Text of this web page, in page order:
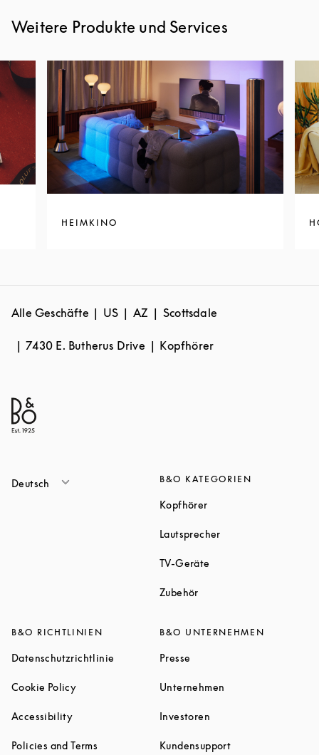
Weitere Produkte und Services
HEIMKINO
Alle Geschäfte US AZ Scottsdale
7430 E. Butherus Drive Kopfhörer
Deutsch B&O KATEGORIEN
KopfhörerLink Opens in New Tab
LautsprecherLink Opens in New
TV-Geräte
ZubehörLink Opens in New Tab
B&O RICHTLINIEN
Datenschutzrichtlinie Link Opens in New Tab
Cookie PolicyLink Opens in New Tab
AccessibilityLink Opens in New Tab
Policies and Terms Link Opens in New Tab
B&O UNTERNEHMEN
Presse
Unternehmen
Investoren
KundensupportLink Opens in